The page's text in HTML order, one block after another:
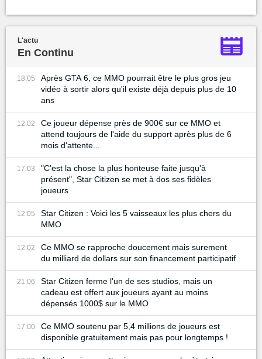
L'actu
En Continu
18:05
Après GTA 6, ce MMO pourrait être le plus gros jeu
vidéo à sortir alors qu'il existe déjà depuis plus de 10
ans
12:02
Ce joueur dépense près de 900€ sur ce MMO et
attend toujours de l'aide du support après plus de 6
mois d'attente...
17:03
"C’est la chose la plus honteuse faite jusqu'à
présent", Star Citizen se met à dos ses fidèles
joueurs
12:05
Star Citizen : Voici les 5 vaisseaux les plus chers du
MMO
12:02
Ce MMO se rapproche doucement mais surement
du milliard de dollars sur son financement participatif
21:06
Star Citizen ferme l'un de ses studios, mais un
cadeau est offert aux joueurs ayant au moins
dépensés 1000$ sur le MMO
17:00
Ce MMO soutenu par 5,4 millions de joueurs est
disponible gratuitement mais pas pour longtemps !